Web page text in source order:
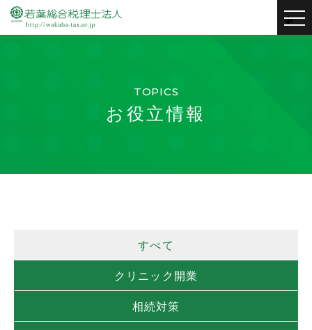
TOPICS
お役立情報
すべて
クリニック開業
相続対策